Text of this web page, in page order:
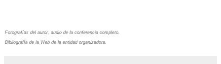
Fotografías del autor, audio de la conferencia completo.
Bibliografía de la Web de la entidad organizadora.